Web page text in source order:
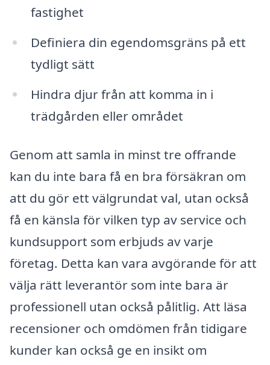
fastighet
Definiera din egendomsgräns på ett
tydligt sätt
Hindra djur från att komma in i
trädgården eller området
Genom att samla in minst tre offrande
kan du inte bara få en bra försäkran om
att du gör ett välgrundat val, utan också
få en känsla för vilken typ av service och
kundsupport som erbjuds av varje
företag. Detta kan vara avgörande för att
välja rätt leverantör som inte bara är
professionell utan också pålitlig. Att läsa
recensioner och omdömen från tidigare
kunder kan också ge en insikt om